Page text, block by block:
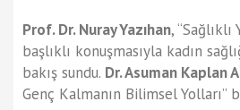
Prof. Dr. Nuray Yazıhan, “Sağlıklı
başlıklı konuşmasıyla kadın
bakış sundu. Dr. Asuman Kaplan
Genç Kalmanın Bilimsel Yolları”